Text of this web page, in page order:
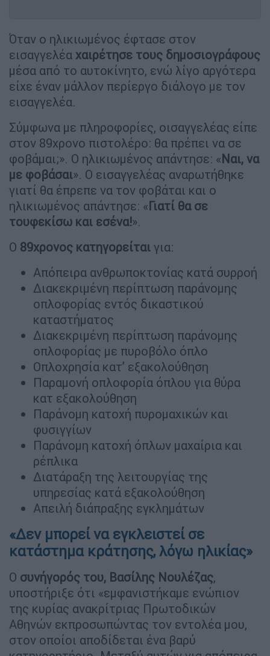
Όταν ο ηλικιωμένος έφτασε στον
εισαγγελέα χαιρέτησε τους δημοσιογράφους
μέσα από το αυτοκίνητο, ενώ λίγο αργότερα
είχε έναν μάλλον περίεργο διάλογο με τον
εισαγγελέα.
Σύμφωνα με πληροφορίες, οισαγγελέας είπε
στον 89χρονο πιστολέρο: θα πρέπει να σε
φοβάμαι;». Ο ηλικιωμένος απάντησε: «Ναι, να
με φοβάσαι». Ο εισαγγελέας αναρωτήθηκε
γιατί θα έπρεπε να τον φοβάται και ο
ηλικιωμένος απάντησε: «Γιατί θα σε
τουφεκίσω και εσένα!».
Ο 89χρονος κατηγορείται για:
Απόπειρα ανθρωποκτονίας κατά συρροή
Διακεκριμένη περίπτωση παράνομης
οπλοφορίας εντός δικαστικού
καταστήματος
Διακεκριμένη περίπτωση παράνομης
οπλοφορίας με πυροβόλο όπλο
Οπλοχρησία κατ’ εξακολούθηση
Παραμονή οπλοφορία όπλου για θύρα
κατ εξακολούθηση
Παράνομη κατοχή πυρομαχικών και
φυσιγγίων
Παράνομη κατοχή όπλων μαχαίρια και
ρέπλικα
Διατάραξη της λειτουργίας της
υπηρεσίας κατά εξακολούθηση
Απειλή διάπραξης εγκλημάτων
«Δεν μπορεί να εγκλειστεί σε
κατάστημα κράτησης, λόγω ηλικίας»
Ο συνήγορός του, Βασίλης Νουλέζας,
υποστήριξε ότι «εμφανιστήκαμε ενώπιον
της κυρίας ανακρίτριας Πρωτοδικών
Αθηνών εκπροσωπώντας τον εντολέα μου,
στον οποίοι αποδίδεται ένα βαρύ